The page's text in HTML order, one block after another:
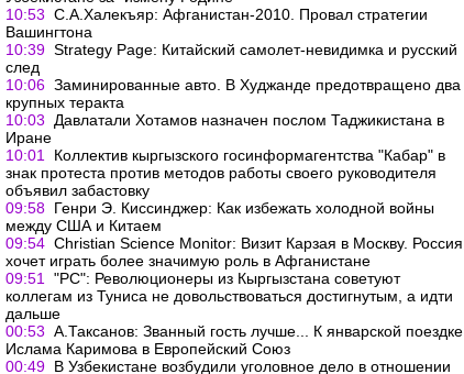
10:53 С.А.Халекъяр: Афганистан-2010. Провал стратегии
Вашингтона
10:39 Strategy Page: Китайский самолет-невидимка и русский
след
10:06 Заминированные авто. В Худжанде предотвращено два
крупных теракта
10:03
Давлатали Хотамов назначен послом Таджикистана в
Иране
10:01
Коллектив кыргызского госинформагентства "Кабар" в
знак протеста против методов работы своего руководителя
объявил забастовку
09:58 Генри Э. Киссинджер: Как избежать холодной войны
между США и Китаем
09:54 Christian Science Monitor: Визит Карзая в Москву. Россия
хочет играть более значимую роль в Афганистане
09:51
"РС": Революционеры из Кыргызстана советуют
коллегам из Туниса не довольствоваться достигнутым, а идти
дальше
00:53 А.Таксанов: Званный гость лучше... К январской поездке
Ислама Каримова в Европейский Союз
00:49 В Узбекистане возбудили уголовное дело в отношении